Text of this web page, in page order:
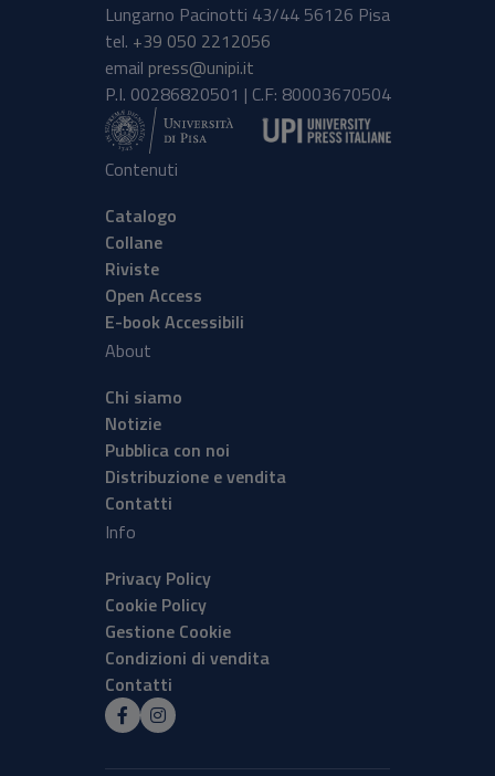
Lungarno Pacinotti 43/44 56126 Pisa
tel. +39 050 2212056
email press@unipi.it
P.I. 00286820501 | C.F: 80003670504
Contenuti
Catalogo
Collane
Riviste
Open Access
E-book Accessibili
About
Chi siamo
Notizie
Pubblica con noi
Distribuzione e vendita
Contatti
Info
Privacy Policy
Cookie Policy
Gestione Cookie
Condizioni di vendita
Contatti